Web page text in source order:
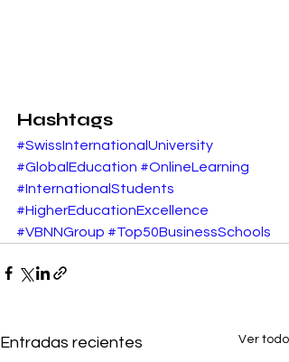
Hashtags
#SwissInternationalUniversity
#GlobalEducation #OnlineLearning
#InternationalStudents
#HigherEducationExcellence
#VBNNGroup #Top50BusinessSchools
Entradas recientes Ver todo